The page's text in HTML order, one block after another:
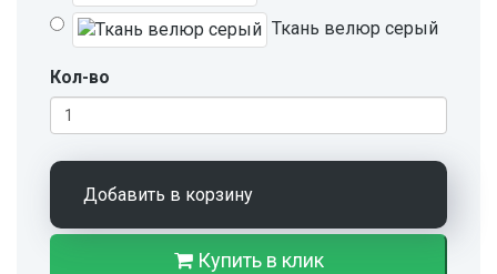
Ткань велюр серый
Кол-во
Добавить в корзину
Купить в клик